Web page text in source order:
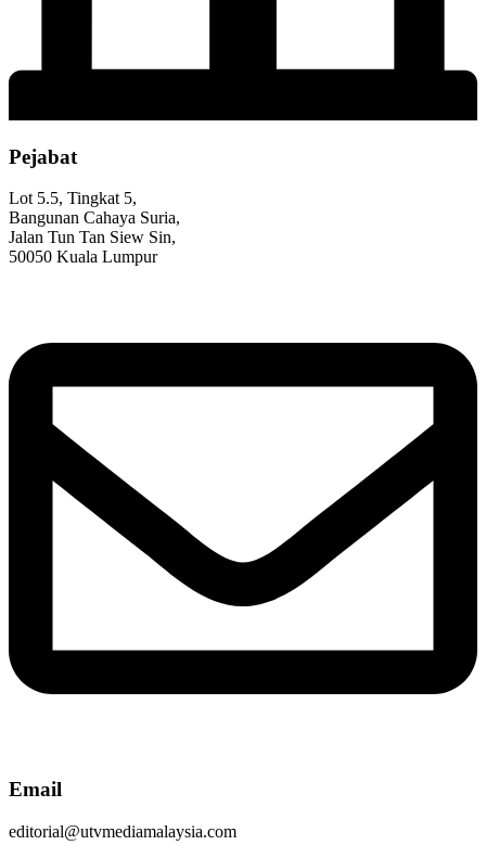
Pejabat
Lot 5.5, Tingkat 5,
Bangunan Cahaya Suria,
Jalan Tun Tan Siew Sin,
50050 Kuala Lumpur
Email
editorial@utvmediamalaysia.com